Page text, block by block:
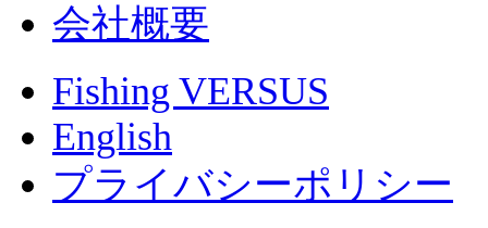
会社概要
Fishing VERSUS
English
プライバシーポリシー